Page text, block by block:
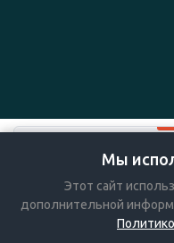
+7-383-36-
Мы в социальных сетях:
Мы
Этот сайт
дополнительной